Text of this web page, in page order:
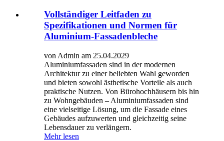
Vollständiger Leitfaden zu
Spezifikationen und Normen für
Aluminium-Fassadenbleche
von Admin am 25.04.2029
Aluminiumfassaden sind in der modernen
Architektur zu einer beliebten Wahl geworden
und bieten sowohl ästhetische Vorteile als auch
praktische Nutzen. Von Bürohochhäusern bis hin
zu Wohngebäuden – Aluminiumfassaden sind
eine vielseitige Lösung, um die Fassade eines
Gebäudes aufzuwerten und gleichzeitig seine
Lebensdauer zu verlängern.
Mehr lesen